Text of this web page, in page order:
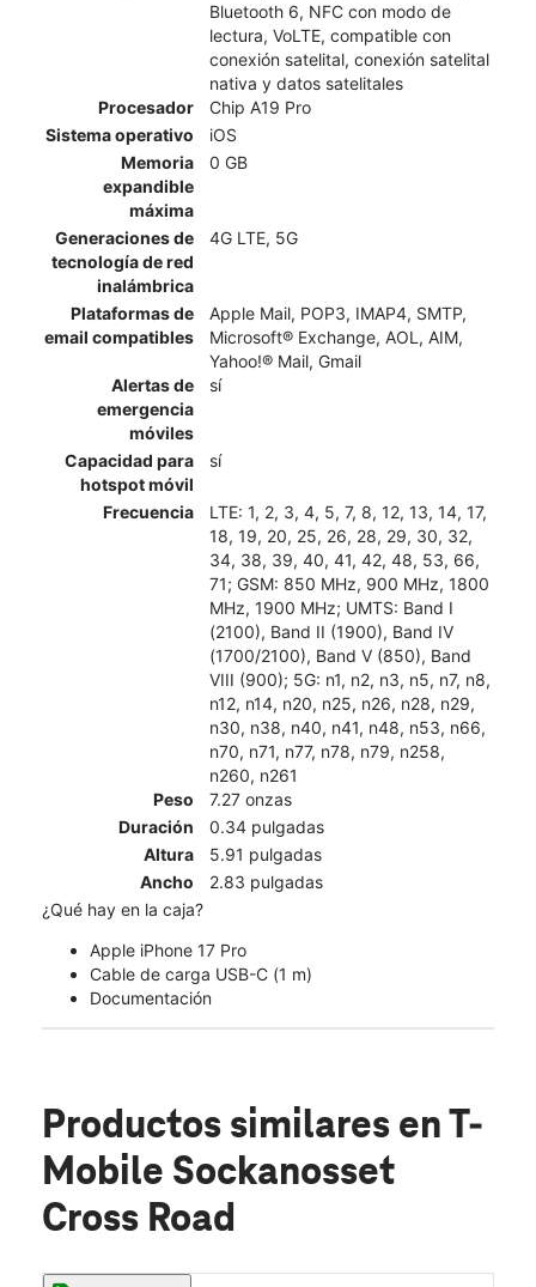
Bluetooth 6, NFC con modo de
lectura, VoLTE, compatible con
conexión satelital, conexión satelital
nativa y datos satelitales
Procesador
Chip A19 Pro
Sistema operativo
iOS
Memoria
expandible
máxima
0 GB
Generaciones de
tecnología de red
inalámbrica
4G LTE, 5G
Plataformas de
email compatibles
Apple Mail, POP3, IMAP4, SMTP,
Microsoft® Exchange, AOL, AIM,
Yahoo!® Mail, Gmail
Alertas de
emergencia
móviles
sí
Capacidad para
hotspot móvil
sí
Frecuencia
LTE: 1, 2, 3, 4, 5, 7, 8, 12, 13, 14, 17,
18, 19, 20, 25, 26, 28, 29, 30, 32,
34, 38, 39, 40, 41, 42, 48, 53, 66,
71; GSM: 850 MHz, 900 MHz, 1800
MHz, 1900 MHz; UMTS: Band I
(2100), Band II (1900), Band IV
(1700/2100), Band V (850), Band
VIII (900); 5G: n1, n2, n3, n5, n7, n8,
n12, n14, n20, n25, n26, n28, n29,
n30, n38, n40, n41, n48, n53, n66,
n70, n71, n77, n78, n79, n258,
n260, n261
Peso
7.27 onzas
Duración
0.34 pulgadas
Altura
5.91 pulgadas
Ancho
2.83 pulgadas
¿Qué hay en la caja?
Apple iPhone 17 Pro
Cable de carga USB-C (1 m)
Documentación
Productos similares en T-
Mobile Sockanosset
Cross Road